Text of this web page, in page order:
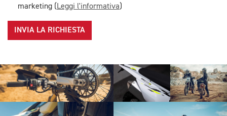
marketing (Leggi l'informativa)
INVIA LA RICHIESTA